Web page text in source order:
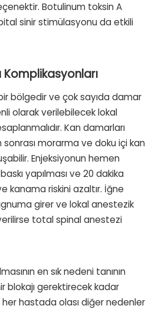
Botulinum toksin A
sinir stimülasyonu da etkili
Komplikasyonları
bölgedir ve çok sayıda damar
olarak verilebilecek lokal
Kan damarları
morarma ve doku içi kan
Enjeksiyonun hemen
yapılması ve 20 dakika
kanama riskini azaltır. İğne
girer ve lokal anestezik
total spinal anestezi
en sık nedeni tanının
blokajı gerektirecek kadar
her hastada olası diğer nedenler